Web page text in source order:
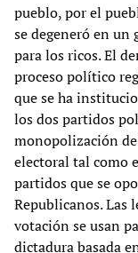
pueblo, por el
se degeneró en un
para los ricos. El
proceso político
que se ha
los dos partidos
monopolización
electoral tal como
partidos que se
Republicanos. Las
votación se usan
dictadura basada